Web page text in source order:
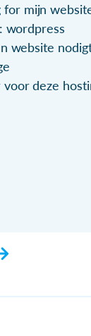
for mijn
wordpress
website
deze